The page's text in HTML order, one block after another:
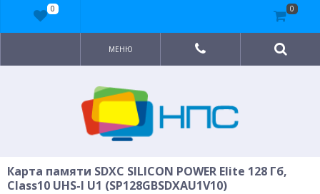
МЕНЮ
Карта памяти SDXC SILICON POWER Elite 128 Гб,
Class10 UHS-I U1 (SP128GBSDXAU1V10)
0 0